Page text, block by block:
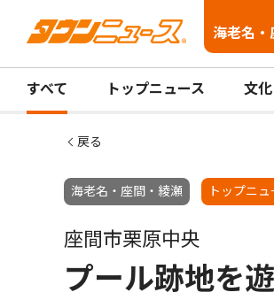
海老名・
すべて トップニュース 文化
戻る
海老名・座間・綾瀬 トップニュ
座間市栗原中央
プール跡地を